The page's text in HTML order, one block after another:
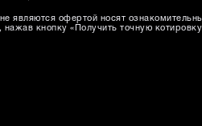
являются офертой носят
кнопку «Получить точную